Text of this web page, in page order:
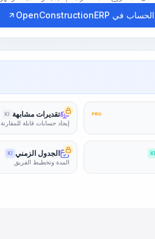
الحساب في OpenConstructionERP
PRO تقديرات مشابهة KI
إيجاد حسابات قابلة للمقارنة
KI الجدول الزمني KI
المدة وتخطيط الفريق